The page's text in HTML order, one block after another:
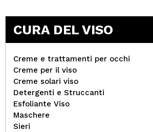
CURA DEL VISO
Creme e trattamenti per occhi
Creme per il viso
Creme solari viso
Detergenti e Struccanti
Esfoliante Viso
Maschere
Sieri